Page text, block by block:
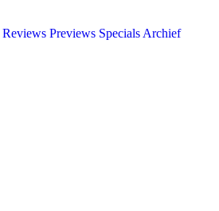
Reviews Previews Specials Archief